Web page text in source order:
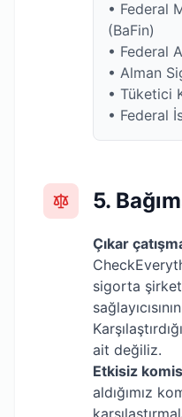
• Federal
(BaFin)
• Federal
• Alman
• Tüketici
• Federal
5.
Çıkar
sigorta
ait değiliz.
Etkisiz
aldığımız